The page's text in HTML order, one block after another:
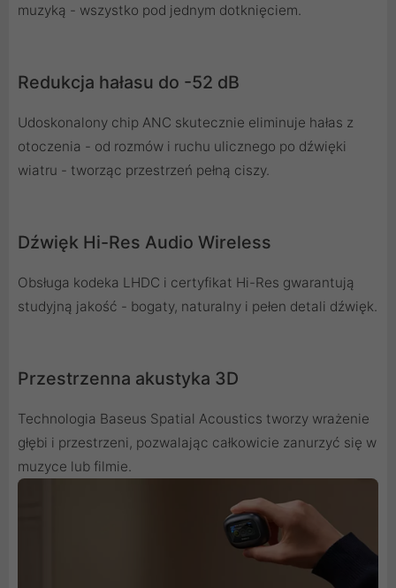
muzyką - wszystko pod jednym dotknięciem.
Redukcja hałasu do -52 dB
Udoskonalony chip ANC skutecznie eliminuje hałas z
otoczenia - od rozmów i ruchu ulicznego po dźwięki
wiatru - tworząc przestrzeń pełną ciszy.
Dźwięk Hi-Res Audio Wireless
Obsługa kodeka LHDC i certyfikat Hi-Res gwarantują
studyjną jakość - bogaty, naturalny i pełen detali dźwięk.
Przestrzenna akustyka 3D
Technologia Baseus Spatial Acoustics tworzy wrażenie
głębi i przestrzeni, pozwalając całkowicie zanurzyć się w
muzyce lub filmie.